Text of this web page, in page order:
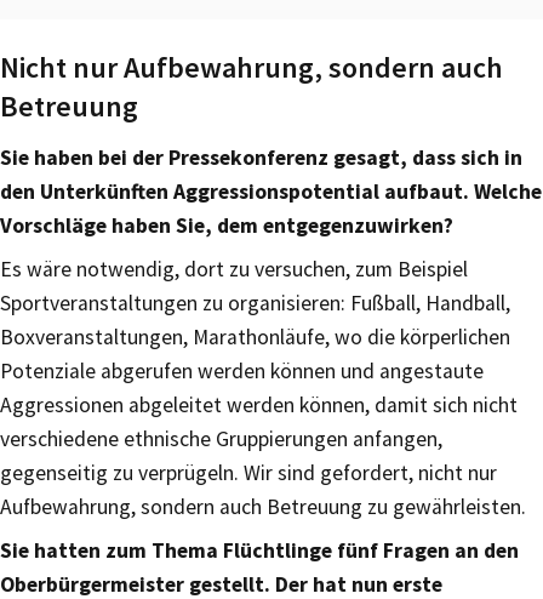
Nicht nur Aufbewahrung, sondern auch
Betreuung
Sie haben bei der Pressekonferenz gesagt, dass sich in
den Unterkünften Aggressionspotential aufbaut. Welche
Vorschläge haben Sie, dem entgegenzuwirken?
Es wäre notwendig, dort zu versuchen, zum Beispiel
Sportveranstaltungen zu organisieren: Fußball, Handball,
Boxveranstaltungen, Marathonläufe, wo die körperlichen
Potenziale abgerufen werden können und angestaute
Aggressionen abgeleitet werden können, damit sich nicht
verschiedene ethnische Gruppierungen anfangen,
gegenseitig zu verprügeln. Wir sind gefordert, nicht nur
Aufbewahrung, sondern auch Betreuung zu gewährleisten.
Sie hatten zum Thema Flüchtlinge fünf Fragen an den
Oberbürgermeister gestellt. Der hat nun erste